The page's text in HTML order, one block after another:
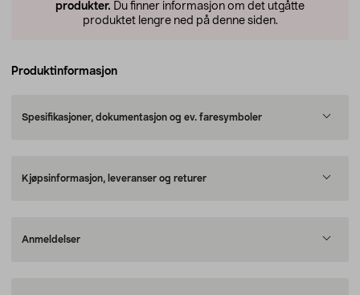
produkter. Du finner informasjon om det utgåtte
produktet lengre ned på denne siden.
Produktinformasjon
Spesifikasjoner, dokumentasjon og ev. faresymboler
Kjøpsinformasjon, leveranser og returer
Anmeldelser